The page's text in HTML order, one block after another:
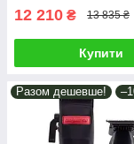
12 210 ₴ 13 835 ₴
Купити
Разом дешевше!